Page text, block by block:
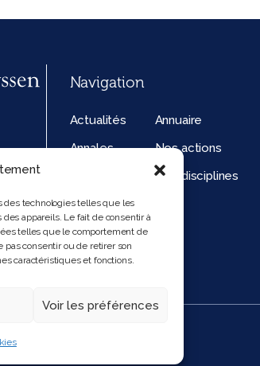
technologies telles que les
appareils. Le fait de consentir à
telles que le comportement de
pas consentir ou de retirer son
caractéristiques et fonctions.
Voir les préférences
Navigation
Actualités
Annuaire
Annales
Nos actions
Nos disciplines
Politique de
cookies (UE)